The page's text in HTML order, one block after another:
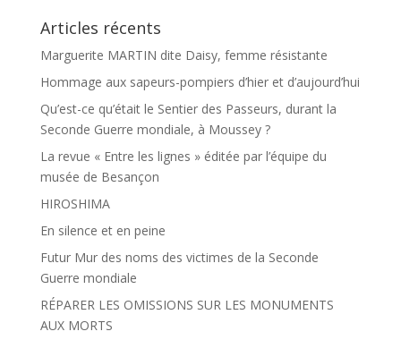
Articles récents
Marguerite MARTIN dite Daisy, femme résistante
Hommage aux sapeurs-pompiers d’hier et d’aujourd’hui
Qu’est-ce qu’était le Sentier des Passeurs, durant la
Seconde Guerre mondiale, à Moussey ?
La revue « Entre les lignes » éditée par l’équipe du
musée de Besançon
HIROSHIMA
En silence et en peine
Futur Mur des noms des victimes de la Seconde
Guerre mondiale
RÉPARER LES OMISSIONS SUR LES MONUMENTS
AUX MORTS